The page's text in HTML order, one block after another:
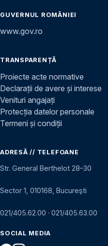
GUVERNUL ROMÂNIEI
www.gov.ro
TRANSPARENȚĂ
Proiecte acte normative
Declarații de avere și interese
Venituri angajați
Protecția datelor personale
Termeni și condiții
ADRESĂ // TELEFOANE
Str. General Berthelot 28–30
Sector 1, 010168, București
021/405.62.00 · 021/405.63.00
SOCIAL MEDIA